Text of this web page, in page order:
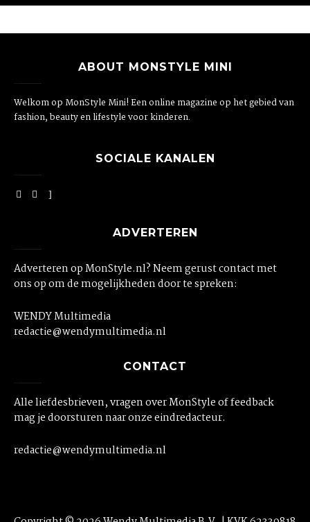
ABOUT MONSTYLE MINI
Welkom op MonStyle Mini! Een online magazine op het gebied van
fashion, beauty en lifestyle voor kinderen.
SOCIALE KANALEN
ADVERTEREN
Adverteren op MonStyle.nl? Neem gerust contact met
ons op om de mogelijkheden door te spreken:
WENDY Multimedia
redactie@wendymultimedia.nl
CONTACT
Alle liefdesbrieven, vragen over MonStyle of feedback
mag je doorsturen naar onze eindredacteur.
redactie@wendymultimedia.nl